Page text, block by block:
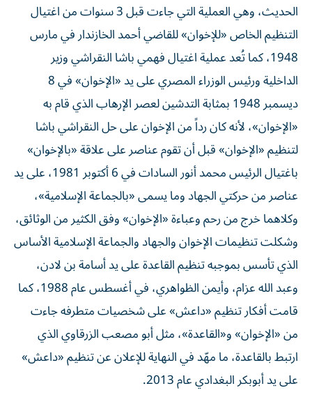
الحديث، وهي العملية التي جاءت قبل 3 سنوات من اغتيال
التنظيم الخاص «للإخوان» للقاضي أحمد الخازندار في مارس
1948، كما تُعد عملية اغتيال فهمي باشا النقراشي وزير
الداخلية ورئيس الوزراء المصري على يد «الإخوان» في 8
ديسمبر 1948 بمثابة التدشين لعصر الإرهاب الذي قام به
«الإخوان»، لأنه كان رداً من الإخوان على حل النقراشي باشا
لتنظيم «الإخوان» قبل أن تقوم عناصر على علاقة «بالإخوان»
باغتيال الرئيس محمد أنور السادات في 6 أكتوبر 1981، على يد
عناصر من حركتي الجهاد وما يسمى «بالجماعة الإسلامية»،
وكلاهما خرج من رحم وعباءة «الإخوان» وفق الكثير من الوثائق،
وشكلت تنظيمات الإخوان والجهاد والجماعة الإسلامية الأساس
الذي تأسس بموجبه تنظيم القاعدة على يد أسامة بن لادن،
وعبد الله عزام، وأيمن الظواهري، في أغسطس عام 1988، كما
قامت أفكار تنظيم «داعش» على شخصيات متطرفه جاءت
من «الإخوان» و«القاعدة»، مثل أبو مصعب الزرقاوي الذي
ارتبط بالقاعدة، ما مهّد في النهاية للإعلان عن تنظيم «داعش»
على يد أبوبكر البغدادي عام 2013.